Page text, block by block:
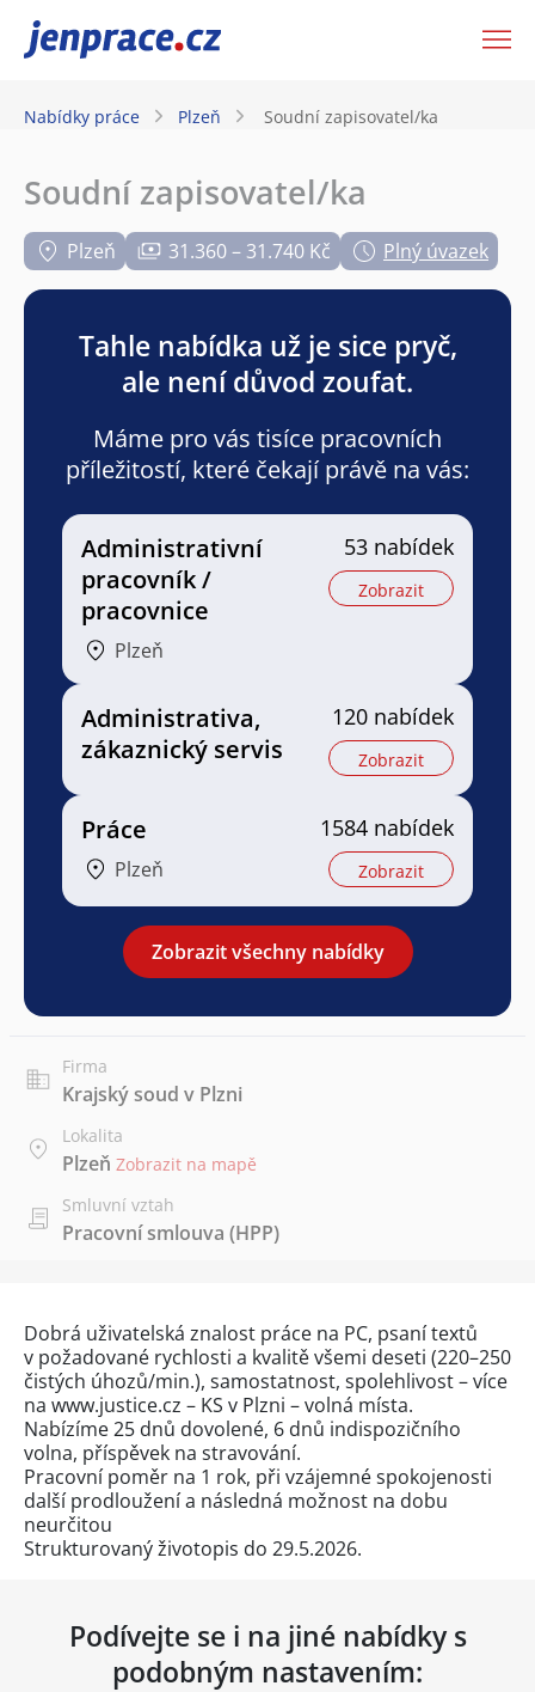
JenPráce.cz
Nabídky práce Plzeň Soudní zapisovatel/ka
Soudní zapisovatel/ka
Plzeň 31.360 – 31.740 Kč Plný úvazek
Tahle nabídka už je sice pryč,
ale není důvod zoufat.
Máme pro vás tisíce pracovních
příležitostí, které čekají právě na vás:
Administrativní
pracovník /
pracovnice
Plzeň
53 nabídek
Zobrazit
Administrativa,
zákaznický servis
120 nabídek
Zobrazit
Práce
Plzeň
1584 nabídek
Zobrazit
Zobrazit všechny nabídky
Firma
Krajský soud v Plzni
Lokalita
Plzeň Zobrazit na mapě
Smluvní vztah
Pracovní smlouva (HPP)
Dobrá uživatelská znalost práce na PC, psaní textů
v požadované rychlosti a kvalitě všemi deseti (220–250
čistých úhozů/min.), samostatnost, spolehlivost – více
na www.justice.cz – KS v Plzni – volná místa.
Nabízíme 25 dnů dovolené, 6 dnů indispozičního
volna, příspěvek na stravování.
Pracovní poměr na 1 rok, při vzájemné spokojenosti
další prodloužení a následná možnost na dobu
neurčitou
Strukturovaný životopis do 29.5.2026.
Podívejte se i na jiné nabídky s
podobným nastavením: